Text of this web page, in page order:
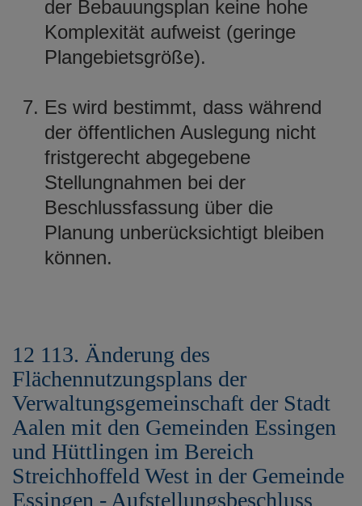
der Bebauungsplan keine hohe
Komplexität aufweist (geringe
Plangebietsgröße).
Es wird bestimmt, dass während
der öffentlichen Auslegung nicht
fristgerecht abgegebene
Stellungnahmen bei der
Beschlussfassung über die
Planung unberücksichtigt bleiben
können.
12 113. Änderung des
Flächennutzungsplans der
Verwaltungsgemeinschaft der Stadt
Aalen mit den Gemeinden Essingen
und Hüttlingen im Bereich
Streichhoffeld West in der Gemeinde
Essingen - Aufstellungsbeschluss